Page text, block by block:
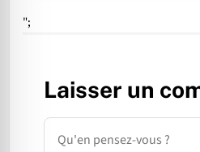
";
Laisser un
Commentaire